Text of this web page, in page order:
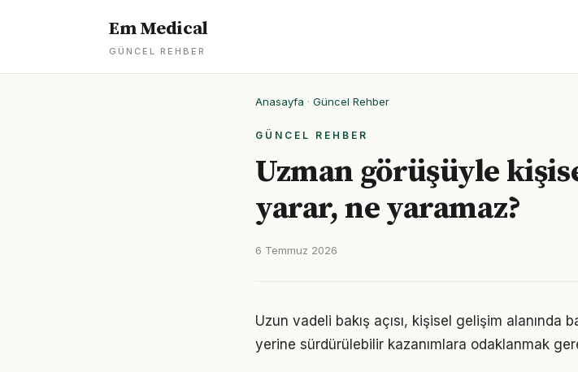
Em Medical
GÜNCEL REHBER
Anasayfa · Güncel Rehber
GÜNCEL REHBER
Uzman görüşüyle
yarar, ne yaramaz?
6 Temmuz 2026
Uzun vadeli bakış açısı, kişisel gelişim alanında
yerine sürdürülebilir kazanımlara odaklanmak